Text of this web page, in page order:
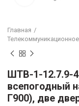
Главная
ШТВ-1-12.7.9-
всепогодный
Г900), две